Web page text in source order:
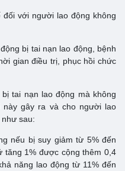
với người lao động không
bị tai nạn lao động, bệnh
gian điều trị, phục hồi chức
tai nạn lao động mà không
gây ra và cho người lao
sau:
nếu bị suy giảm từ 5% đến
tăng 1% được cộng thêm 0,4
năng lao động từ 11% đến